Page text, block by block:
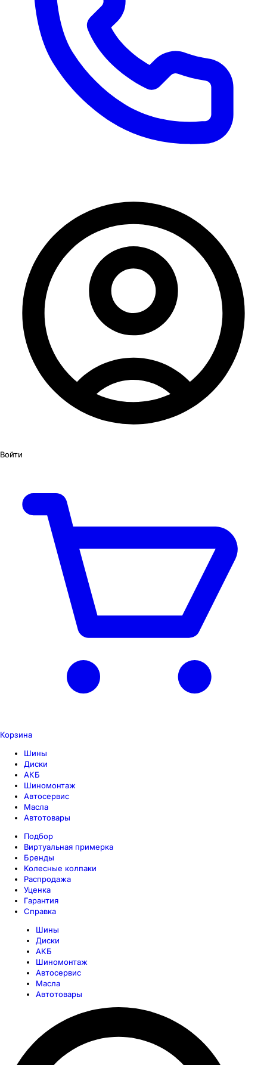
Войти
Корзина
Шины
Диски
АКБ
Шиномонтаж
Автосервис
Масла
Автотовары
Подбор
Виртуальная примерка
Бренды
Колесные колпаки
Распродажа
Уценка
Гарантия
Справка
Шины
Диски
АКБ
Шиномонтаж
Автосервис
Масла
Автотовары